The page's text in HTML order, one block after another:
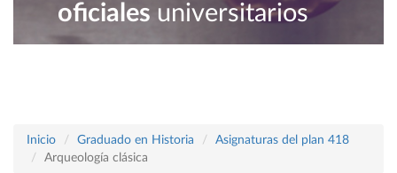
oficiales universitarios
Inicio Graduado en Historia
Asignaturas del plan 418
Arqueología clásica